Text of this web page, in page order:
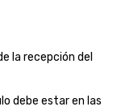
la recepción del
debe estar en las